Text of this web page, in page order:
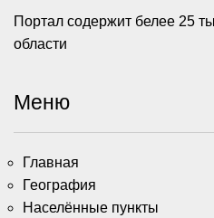
Портал содержит белее 25
области
Меню
Главная
География
Населённые пункты